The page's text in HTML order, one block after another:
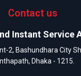
Contact us
Instant Service
2, Bashundhara City
Dhaka - 1215.